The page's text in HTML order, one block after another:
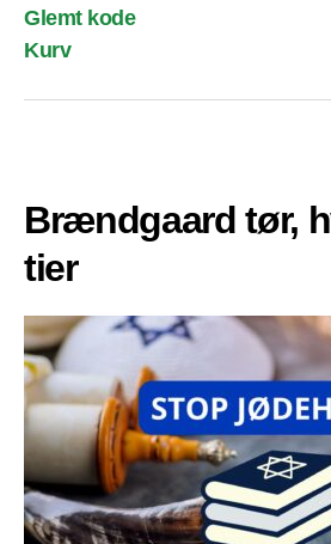
Glemt kode
Kurv
Brændgaard tør,
tier